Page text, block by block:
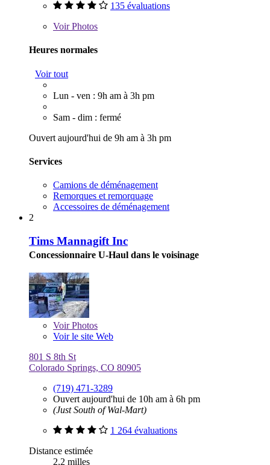
135 évaluations
VoirPhotos
Heures normales
Voir tout
Lun - ven : 9h am à 3h pm
Sam - dim : fermé
Ouvert aujourd'hui de 9h am à 3h pm
Services
Camions de déménagement
Remorques et remorquage
Accessoires de déménagement
2
Tims Mannagift Inc
Concessionnaire U-Haul dans le voisinage
VoirPhotos
Voir le site Web
801 S 8th St
Colorado Springs, CO 80905
(719) 471-3289
Ouvert aujourd'hui de 10h am à 6h pm
(Just South of Wal-Mart)
1 264 évaluations
Distance estimée
2,2 milles